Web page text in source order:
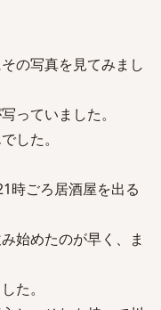
の写真を見てみまし
っていました。
した。
時ごろ居酒屋を出る
始めたのが早く、ま
た。